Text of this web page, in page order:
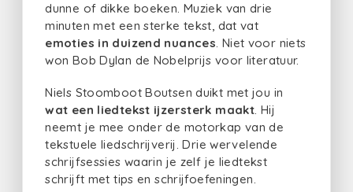
dunne of dikke boeken. Muziek van drie
minuten met een sterke tekst, dat vat
emoties in duizend nuances. Niet voor niets
won Bob Dylan de Nobelprijs voor literatuur.
Niels Stoomboot Boutsen duikt met jou in
wat een liedtekst ijzersterk maakt . Hij
neemt je mee onder de motorkap van de
tekstuele liedschrijverij. Drie wervelende
schrijfsessies waarin je zelf je liedtekst
schrijft met tips en schrijfoefeningen.